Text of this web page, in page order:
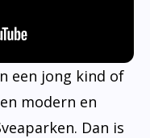
een jong kind of
modern en
Dan is